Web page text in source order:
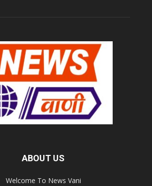
ABOUT US
Welcome To News Vani